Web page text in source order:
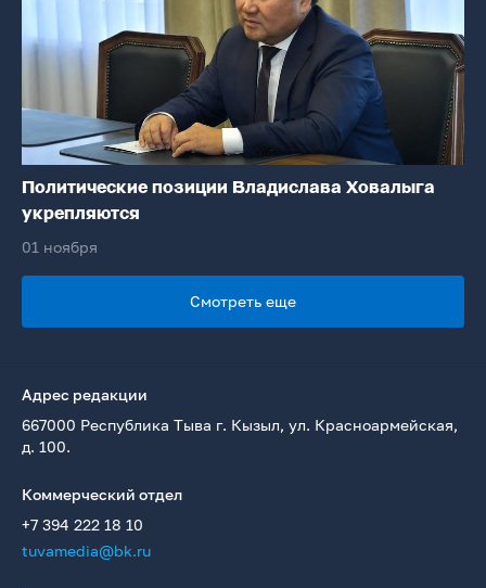
Политические позиции Владислава Ховалыга
укрепляются
01 ноября
Смотреть еще
Адрес редакции
667000 Республика Тыва г. Кызыл, ул. Красноармейская,
д. 100.
Коммерческий отдел
+7 394 222 18 10
tuvamedia@bk.ru